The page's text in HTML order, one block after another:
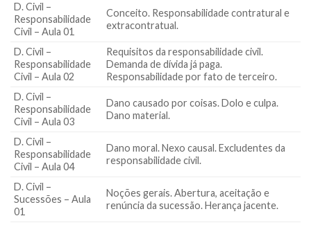
D. Civil –
Responsabilidade
Civil – Aula 01
Conceito. Responsabilidade contratural e
extracontratual.
D. Civil –
Responsabilidade
Civil – Aula 02
Requisitos da responsabilidade civil.
Demanda de dívida já paga.
Responsabilidade por fato de terceiro.
D. Civil –
Responsabilidade
Civil – Aula 03
Dano causado por coisas. Dolo e culpa.
Dano material.
D. Civil –
Responsabilidade
Civil – Aula 04
Dano moral. Nexo causal. Excludentes da
responsabilidade civil.
D. Civil –
Sucessões – Aula
01
Noções gerais. Abertura, aceitação e
renúncia da sucessão. Herança jacente.